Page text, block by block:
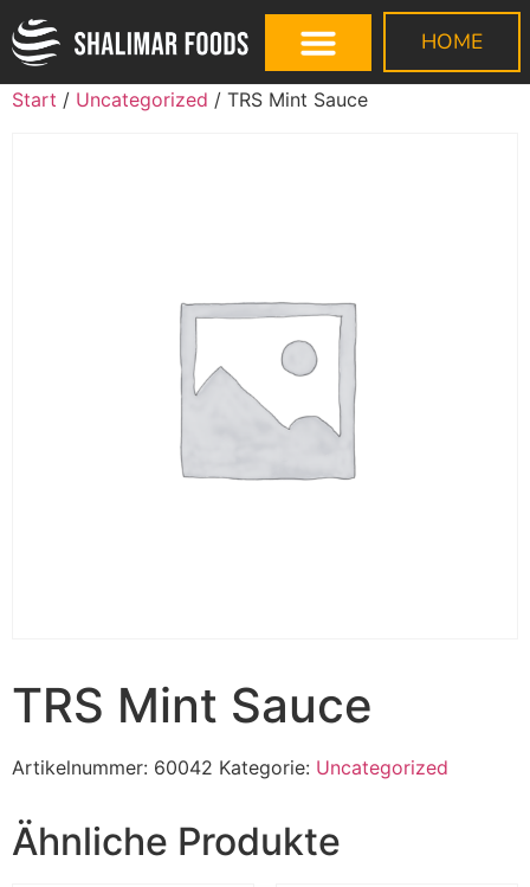
HOME
Start / Uncategorized / TRS Mint Sauce
TRS Mint Sauce
Artikelnummer: 60042 Kategorie: Uncategorized
Ähnliche Produkte